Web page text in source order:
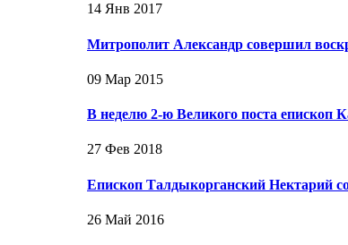
14 Янв 2017
Митрополит Александр совершил
09 Мар 2015
В неделю 2-ю Великого поста епископ
27 Фев 2018
Епископ Талдыкорганский Нектарий
26 Май 2016